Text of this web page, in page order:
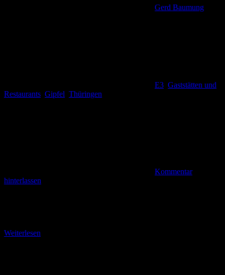
Gerd Baumung
E3 Gaststätten und
Restaurants Gipfel Thüringen
Kommentar
hinterlassen
Weiterlesen